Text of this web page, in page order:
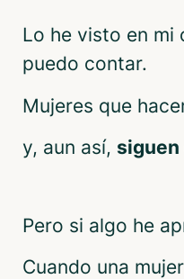
Lo he visto en mi
puedo contar.
Mujeres que
y, aun así, siguen
Pero si algo he
Cuando una